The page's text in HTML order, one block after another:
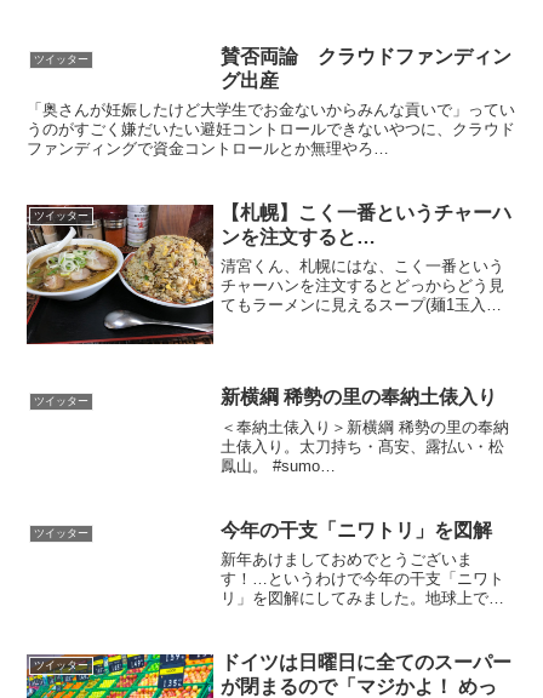
ツイッター
賛否両論 クラウドファンディン
グ出産
「奥さんが妊娠したけど大学生でお金ないからみんな貢いで」ってい
うのがすごく嫌だいたい避妊コントロールできないやつに、クラウド
ファンディングで資金コントロールとか無理やろ
ツイッター
【札幌】こく一番というチャーハ
ンを注文すると…
清宮くん、札幌にはな、こく一番という
チャーハンを注文するとどっからどう見
てもラーメンに見えるスープ(麺1玉入り)
ツイッター 新横綱 稀勢の里の奉納土俵入り
＜奉納土俵入り＞新横綱 稀勢の里の奉納
土俵入り。太刀持ち・髙安、露払い・松
鳳山。 #sumo
ツイッター 今年の干支「ニワトリ」を図解
新年あけましておめでとうございま
す！…というわけで今年の干支「ニワト
リ」を図解にしてみました。地球上で最
源を含めて意外と謎に包まれている不思
議な生き物でもあるので、ぜひ...
ツイッター
ドイツは日曜日に全てのスーパー
が閉まるので「マジかよ！ めっ